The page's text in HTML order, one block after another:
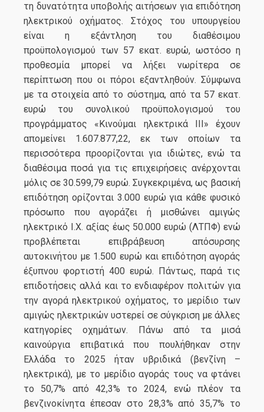
τη δυνατότητα υποβολής αιτήσεων για επιδότηση
ηλεκτρικού οχήματος. Στόχος του υπουργείου
είναι η εξάντληση του διαθέσιμου
προϋπολογισμού των 57 εκατ. ευρώ, ωστόσο η
προθεσμία μπορεί να λήξει νωρίτερα σε
περίπτωση που οι πόροι εξαντληθούν. Σύμφωνα
με τα στοιχεία από το σύστημα, από τα 57 εκατ.
ευρώ του συνολικού προϋπολογισμού του
προγράμματος «Κινούμαι ηλεκτρικά ΙΙΙ» έχουν
απομείνει 1.607.877,22, εκ των οποίων τα
περισσότερα προορίζονται για ιδιώτες, ενώ τα
διαθέσιμα ποσά για τις επιχειρήσεις ανέρχονται
μόλις σε 30.599,79 ευρώ. Συγκεκριμένα, ως βασική
επιδότηση ορίζονται 3.000 ευρώ για κάθε φυσικό
πρόσωπο που αγοράζει ή μισθώνει αμιγώς
ηλεκτρικό Ι.Χ. αξίας έως 50.000 ευρώ (ΛΤΠΦ) ενώ
προβλέπεται επιβράβευση απόσυρσης
αυτοκινήτου με 1.500 ευρώ και επιδότηση αγοράς
έξυπνου φορτιστή 400 ευρώ. Πάντως, παρά τις
επιδοτήσεις αλλά και το ενδιαφέρον πολιτών για
την αγορά ηλεκτρικού οχήματος, το μερίδιο των
αμιγώς ηλεκτρικών υστερεί σε σύγκριση με άλλες
κατηγορίες οχημάτων. Πάνω από τα μισά
καινούργια επιβατικά που πουλήθηκαν στην
Ελλάδα το 2025 ήταν υβριδικά (βενζίνη –
ηλεκτρικά), με το μερίδιο αγοράς τους να φτάνει
το 50,7% από 42,3% το 2024, ενώ πλέον τα
βενζινοκίνητα έπεσαν στο 28,3% από 35,7% το